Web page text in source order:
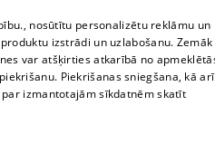
rules
kontakti
nosūtītu personalizētu reklāmu un
izstrādi un uzlabošanu. Zemāk
var atšķirties atkarībā no
Piekrišanas sniegšana, kā arī
izmantotajām sīkdatnēm skatīt